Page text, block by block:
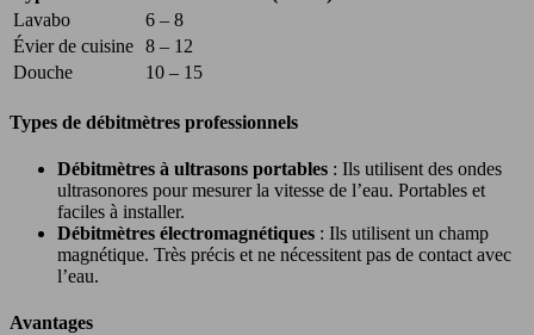
Lavabo
6 – 8
Évier de cuisine 8 – 12
Douche
10 – 15
Types de débitmètres professionnels
Débitmètres à ultrasons portables : Ils utilisent des ondes
ultrasonores pour mesurer la vitesse de l’eau. Portables et
faciles à installer.
Débitmètres électromagnétiques : Ils utilisent un champ
magnétique. Très précis et ne nécessitent pas de contact avec
l’eau.
Avantages